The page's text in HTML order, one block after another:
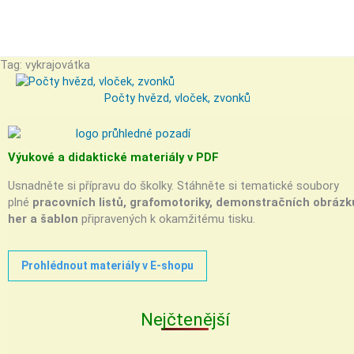
Tag: vykrajovátka
Počty hvězd, vloček, zvonků
Výukové a didaktické materiály v PDF
Usnadněte si přípravu do školky. Stáhněte si tematické soubory
plné pracovních listů, grafomotoriky, demonstračních
her a šablon připravených k okamžitému tisku.
Prohlédnout materiály v E-shopu
Nejčtenější